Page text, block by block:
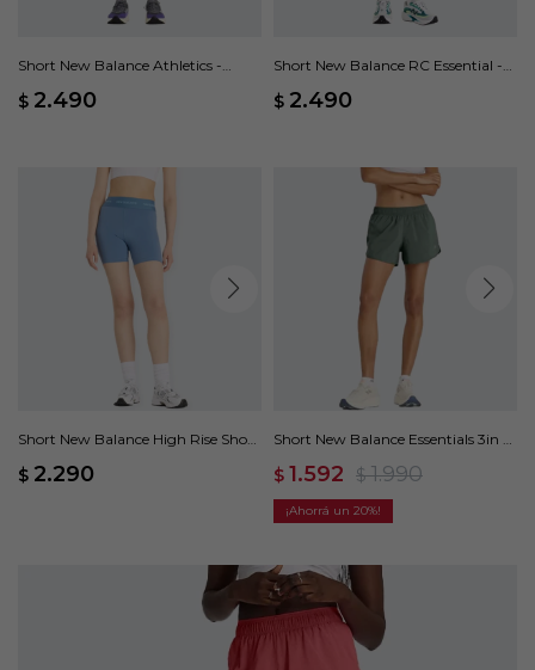
Short New Balance Athletics -
$ 2.490
Short New Balance RC Essential -
$ 2.490
Short New Balance High Rise Short
$ 2.290
Short New Balance Essentials 3in -
$ 1.592 $ 1.990
20